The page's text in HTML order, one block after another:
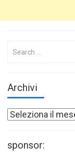
Archivi
Archivi
sponsor: